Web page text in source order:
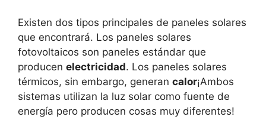
Existen dos tipos principales de paneles solares
que encontrará. Los paneles solares
fotovoltaicos son paneles estándar que
producen electricidad. Los paneles solares
térmicos, sin embargo, generan calor¡Ambos
sistemas utilizan la luz solar como fuente de
energía pero producen cosas muy diferentes!